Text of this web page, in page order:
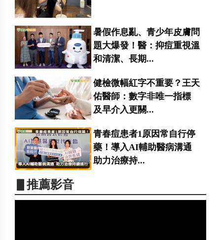
暑假作息亂、青少年皮膚問
題大爆發！醫：抑痘重視溫
和清潔、長期...
健檢微幅紅字不重要？王天
佑醫師：數字非唯一指標
及早介入更關...
青春痘患者1原因常自行停
藥！導入AI輔助醫病溝通
助力治療持...
▋推薦影音